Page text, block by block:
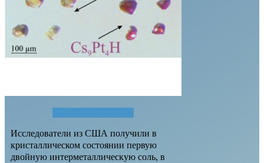
Исследователи из США получили в
кристаллическом состоянии первую
двойную интерметаллическую соль, в